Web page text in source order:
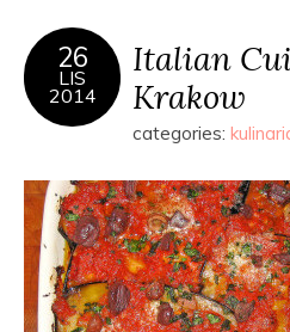
26
LIS
2014
Italian
Krakow
categories: